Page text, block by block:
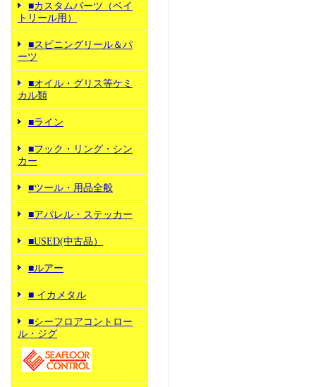
■カスタムパーツ（ベイ
トリール用）
■スピニングリール＆パ
ーツ
■オイル・グリス等ケミ
カル類
■ライン
■フック・リング・シン
カー
■ツール・用品全般
■アパレル・ステッカー
■USED(中古品）
■ルアー
■ イカメタル
■シーフロアコントロー
ル・ジグ